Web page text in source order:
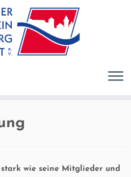
wie seine Mitglieder und